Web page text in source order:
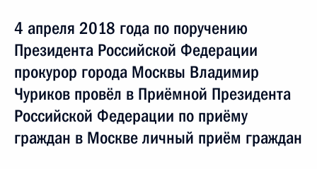
4 апреля 2018 года по поручению
Президента Российской Федерации
прокурор города Москвы Владимир
Чуриков провёл в Приёмной Президента
Российской Федерации по приёму
граждан в Москве личный приём граждан